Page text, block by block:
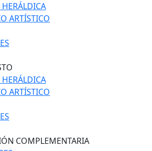
ARTÍSTICO
ARTÍSTICO
COMPLEMENTARIA